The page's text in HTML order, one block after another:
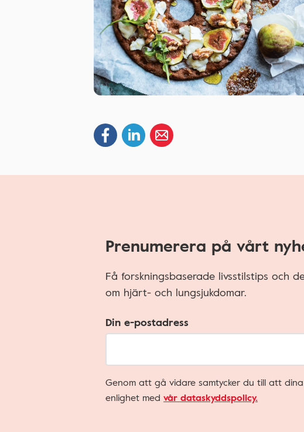
Prenumerera på vårt
Få forskningsbaserade livsstilstips och
om hjärt- och lungsjukdomar.
Din e-postadress
Genom att gå vidare samtycker du till att
enlighet med vår dataskyddspolicy.